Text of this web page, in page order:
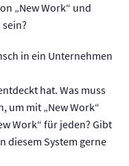
„New Work“ und
in ein Unternehmen
hat. Was muss
um mit „New Work“
Work“ für jeden? Gibt
diesem System gerne